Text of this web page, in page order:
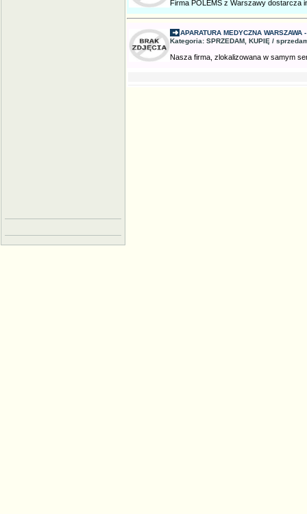
Firma POLEMS z Warszawy dostarcza
APARATURA MEDYCZNA WARSZAWA
Kategoria: SPRZEDAM, KUPIĘ /
Nasza firma, zlokalizowana w samym